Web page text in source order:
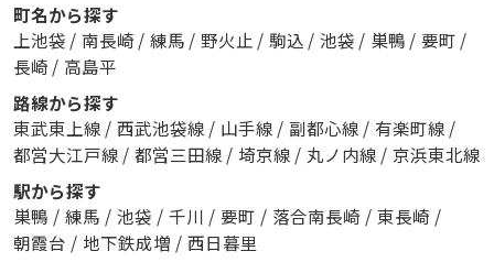
町名から探す
上池袋 / 南長崎 / 練馬 / 野火止 / 駒込 / 池袋 / 巣鴨 / 要町 /
長崎 / 高島平
路線から探す
東武東上線 / 西武池袋線 / 山手線 / 副都心線 / 有楽町線 /
都営大江戸線 / 都営三田線 / 埼京線 / 丸ノ内線 / 京浜東北線
駅から探す
巣鴨 / 練馬 / 池袋 / 千川 / 要町 / 落合南長崎 / 東長崎 /
朝霞台 / 地下鉄成増 / 西日暮里